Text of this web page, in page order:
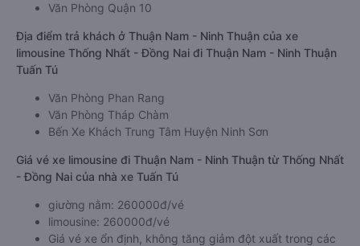
Văn Phòng Quận 10
Địa điểm trả khách ở Thuận Nam - Ninh Thuận của xe
limousine Thống Nhất - Đồng Nai đi Thuận Nam - Ninh Thuận
Tuấn Tú
Văn Phòng Phan Rang
Văn Phòng Tháp Chàm
Bến Xe Khách Trung Tâm Huyện Ninh Sơn
Giá vé xe limousine đi Thuận Nam - Ninh Thuận từ Thống Nhất
- Đồng Nai của nhà xe Tuấn Tú
giường nằm: 260000đ/vé
limousine: 260000đ/vé
Giá vé xe ổn định, không tăng giảm đột xuất trong các